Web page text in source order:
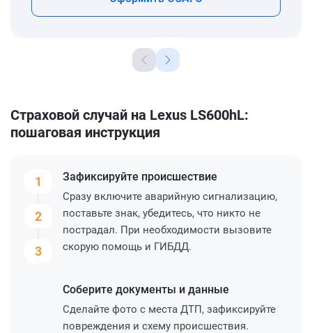
Страховой случай на Lexus LS600hL:
пошаговая инструкция
1
2
3
Зафиксируйте происшествие
Сразу включите аварийную сигнализацию,
поставьте знак, убедитесь, что никто не
пострадал. При необходимости вызовите
скорую помощь и ГИБДД.
Соберите документы и данные
Сделайте фото с места ДТП, зафиксируйте
повреждения и схему происшествия.